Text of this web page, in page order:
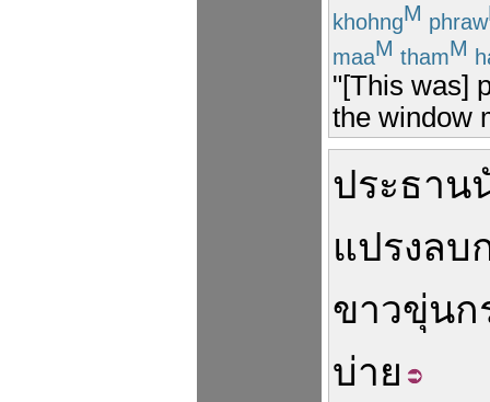
khohngM phraw
maaM thamM
"[This was]
the window
ประธาน
แปรงลบ
ขาวขุ่นก
บ่าย